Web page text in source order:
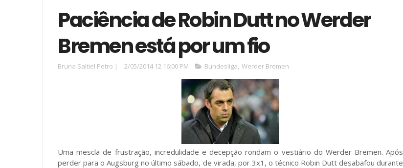
Paciência de Robin Dutt no Werder
Bremen está por um fio
Bruna Saltiel Petro | 2/05/2014 12:16:00 PM Bundesliga, Werder Bremen
Uma mescla de frustração, incredulidade e decepção rondam o vestiário do Werder Bremen. Após
perder para o Augsburg no último sábado, de virada, por 3x1, o técnico Robin Dutt desabafou durante